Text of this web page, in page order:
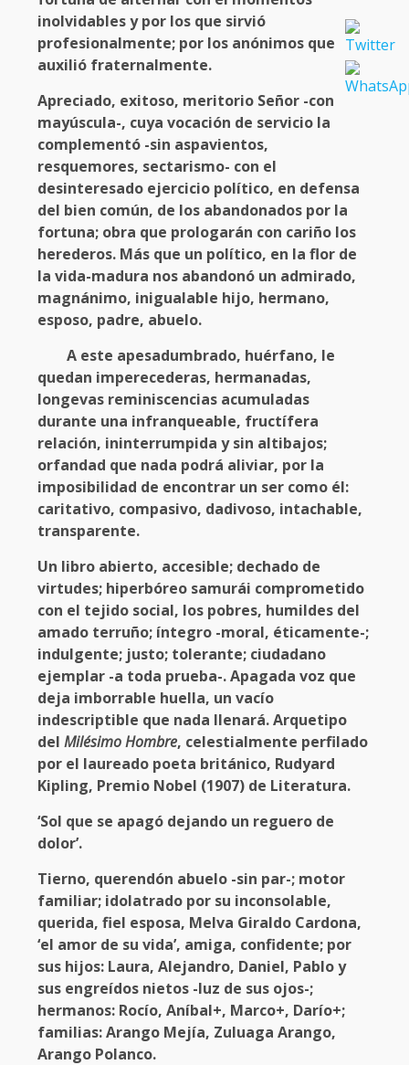
inolvidables y por los que sirvió
profesionalmente; por los anónimos que
auxilió fraternalmente.
Apreciado, exitoso, meritorio Señor -con
mayúscula-, cuya vocación de servicio la
complementó -sin aspavientos,
resquemores, sectarismo- con el
desinteresado ejercicio político, en defensa
del bien común, de los abandonados por la
fortuna; obra que prologarán con cariño los
herederos. Más que un político, en la flor de
la vida-madura nos abandonó un admirado,
magnánimo, inigualable hijo, hermano,
esposo, padre, abuelo.
A este apesadumbrado, huérfano, le
quedan imperecederas, hermanadas,
longevas reminiscencias acumuladas
durante una infranqueable, fructífera
relación, ininterrumpida y sin altibajos;
orfandad que nada podrá aliviar, por la
imposibilidad de encontrar un ser como él:
caritativo, compasivo, dadivoso, intachable,
transparente.
Un libro abierto, accesible; dechado de
virtudes; hiperbóreo samurái comprometido
con el tejido social, los pobres, humildes del
amado terruño; íntegro -moral, éticamente-;
indulgente; justo; tolerante; ciudadano
ejemplar -a toda prueba-. Apagada voz que
deja imborrable huella, un vacío
indescriptible que nada llenará. Arquetipo
del Milésimo Hombre, celestialmente perfilado
por el laureado poeta británico, Rudyard
Kipling, Premio Nobel (1907) de Literatura.
‘Sol que se apagó dejando un reguero de
dolor’.
Tierno, querendón abuelo -sin par-; motor
familiar; idolatrado por su inconsolable,
querida, fiel esposa, Melva Giraldo Cardona,
‘el amor de su vida’, amiga, confidente; por
sus hijos: Laura, Alejandro, Daniel, Pablo y
sus engreídos nietos -luz de sus ojos-;
hermanos: Rocío, Aníbal+, Marco+, Darío+;
familias: Arango Mejía, Zuluaga Arango,
Arango Polanco.